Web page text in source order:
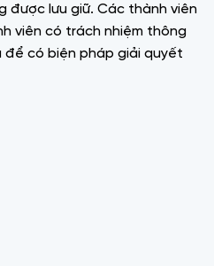
được lưu giữ. Các thành viên
viên có trách nhiệm thông
để có biện pháp giải quyết